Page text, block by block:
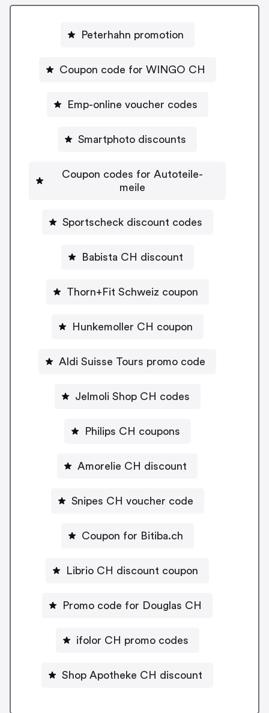
Peterhahn promotion
Coupon code for WINGO CH
Emp-online voucher codes
Smartphoto discounts
Coupon codes for Autoteile-
meile
Sportscheck discount codes
Babista CH discount
Thorn+Fit Schweiz coupon
Hunkemoller CH coupon
Aldi Suisse Tours promo code
Jelmoli Shop CH codes
Philips CH coupons
Amorelie CH discount
Snipes CH voucher code
Coupon for Bitiba.ch
Librio CH discount coupon
Promo code for Douglas CH
ifolor CH promo codes
Shop Apotheke CH discount